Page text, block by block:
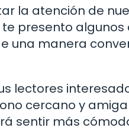
la atención de
presento algunos
una manera
lectores
cercano y
sentir más